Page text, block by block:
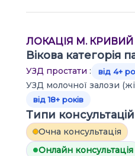
ЛОКАЦІЯ М. КРИВИЙ
Вікова категорія
УЗД простати : від 4+
УЗД молочної залози
від 18+ років
Типи консультацій
Очна консультація
Онлайн консультація